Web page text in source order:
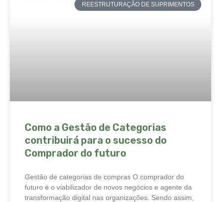
REESTRUTURAÇÃO DE SUPRIMENTOS
Como a Gestão de Categorias
contribuirá para o sucesso do
Comprador do futuro
Gestão de categorias de compras O comprador do
futuro é o viabilizador de novos negócios e agente da
transformação digital nas organizações. Sendo assim,